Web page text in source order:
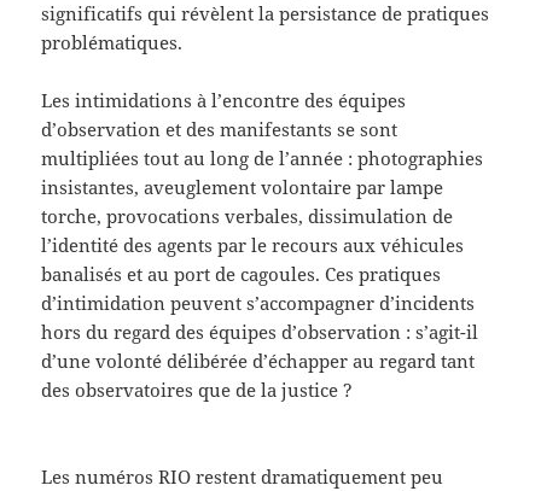
significatifs qui révèlent la persistance de pratiques
problématiques.
Les intimidations à l’encontre des équipes
d’observation et des manifestants se sont
multipliées tout au long de l’année : photographies
insistantes, aveuglement volontaire par lampe
torche, provocations verbales, dissimulation de
l’identité des agents par le recours aux véhicules
banalisés et au port de cagoules. Ces pratiques
d’intimidation peuvent s’accompagner d’incidents
hors du regard des équipes d’observation : s’agit-il
d’une volonté délibérée d’échapper au regard tant
des observatoires que de la justice ?
Les numéros RIO restent dramatiquement peu